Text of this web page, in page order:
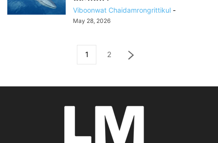
Viboonwat Chaidamrongrittikul -
May 28, 2026
1 2